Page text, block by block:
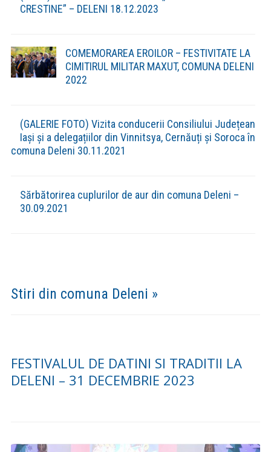
CRESTINE” – DELENI 18.12.2023
COMEMORAREA EROILOR – FESTIVITATE LA
CIMITIRUL MILITAR MAXUT, COMUNA DELENI
2022
(GALERIE FOTO) Vizita conducerii Consiliului Județean
Iași și a delegațiilor din Vinnitsya, Cernăuți și Soroca în
comuna Deleni 30.11.2021
Sărbătorirea cuplurilor de aur din comuna Deleni –
30.09.2021
Stiri din comuna Deleni »
FESTIVALUL DE DATINI SI TRADITII LA
DELENI – 31 DECEMBRIE 2023